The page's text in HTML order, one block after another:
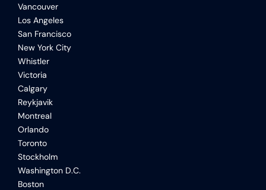
Vancouver
Los Angeles
San Francisco
New York City
Whistler
Victoria
Calgary
Reykjavik
Montreal
Orlando
Toronto
Stockholm
Washington D.C.
Boston